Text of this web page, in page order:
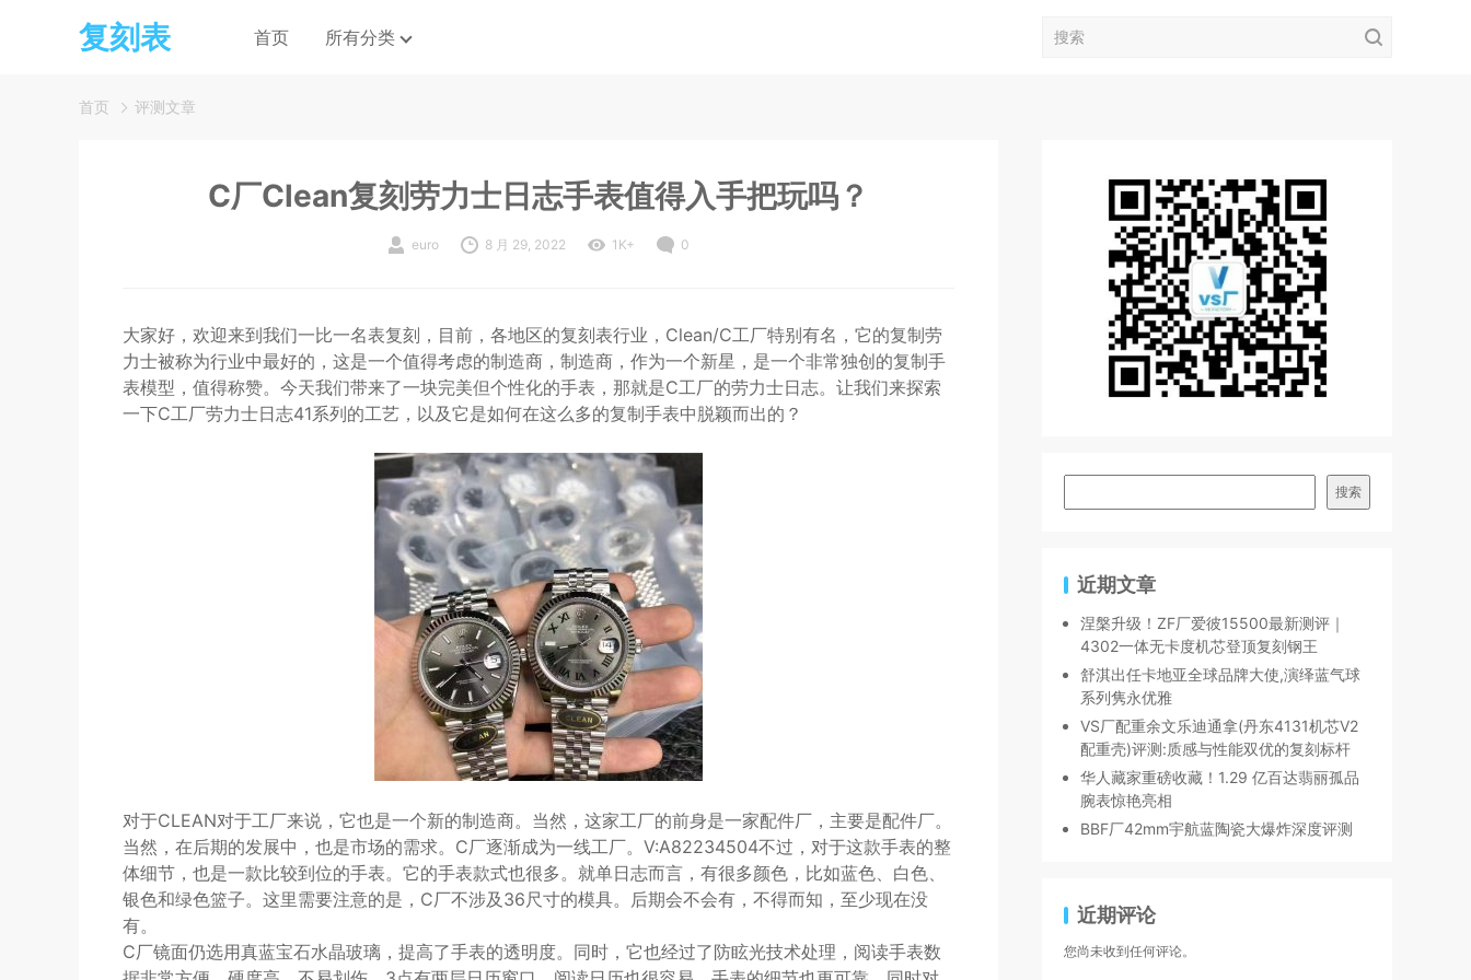
复刻表 首页 所有分类
首页 评测文章
C厂Clean复刻劳力士日志手表值得入手把玩吗？
euro 8 月 29, 2022 1K+ 0
大家好，欢迎来到我们一比一名表复刻，目前，各地区的复刻表行业，Clean/C工厂特别有名，它的复制劳
力士被称为行业中最好的，这是一个值得考虑的制造商，制造商，作为一个新星，是一个非常独创的复制手
表模型，值得称赞。今天我们带来了一块完美但个性化的手表，那就是C工厂的劳力士日志。让我们来探索
一下C工厂劳力士日志41系列的工艺，以及它是如何在这么多的复制手表中脱颖而出的？
对于CLEAN对于工厂来说，它也是一个新的制造商。当然，这家工厂的前身是一家配件厂，主要是配件厂。
当然，在后期的发展中，也是市场的需求。C厂逐渐成为一线工厂。V:A82234504不过，对于这款手表的整
体细节，也是一款比较到位的手表。它的手表款式也很多。就单日志而言，有很多颜色，比如蓝色、白色、
银色和绿色篮子。这里需要注意的是，C厂不涉及36尺寸的模具。后期会不会有，不得而知，至少现在没
有。
C厂镜面仍选用真蓝宝石水晶玻璃，提高了手表的透明度。同时，它也经过了防眩光技术处理，阅读手表数
搜索
近期文章
涅槃升级！ZF厂爱彼15500最新测评｜
4302一体无卡度机芯登顶复刻钢王
舒淇出任卡地亚全球品牌大使,演绎蓝气球
系列隽永优雅
VS厂配重余文乐迪通拿(丹东4131机芯V2
配重壳)评测:质感与性能双优的复刻标杆
华人藏家重磅收藏！1.29 亿百达翡丽孤品
腕表惊艳亮相
BBF厂42mm宇航蓝陶瓷大爆炸深度评测
近期评论
您尚未收到任何评论。